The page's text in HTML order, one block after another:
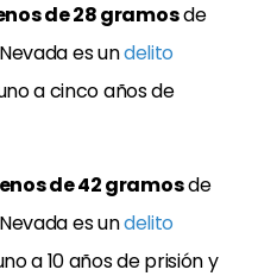
de 28 gramosde
es undelito
a cinco años de
de 42 gramosde
es undelito
a 10 años de prisión y